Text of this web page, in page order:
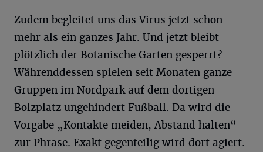
Zudem begleitet uns das Virus jetzt schon
mehr als ein ganzes Jahr. Und jetzt bleibt
plötzlich der Botanische Garten gesperrt?
Währenddessen spielen seit Monaten ganze
Gruppen im Nordpark auf dem dortigen
Bolzplatz ungehindert Fußball. Da wird die
Vorgabe „Kontakte meiden, Abstand halten“
zur Phrase. Exakt gegenteilig wird dort agiert.